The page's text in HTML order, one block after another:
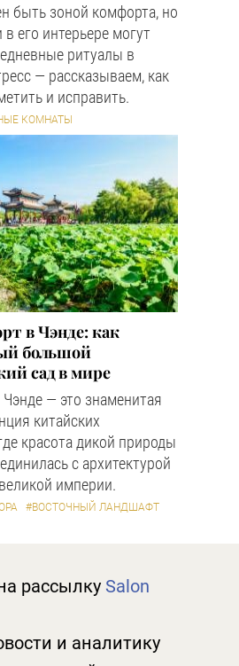
быть зоной комфорта, но
его интерьере могут
ритуалы в
— рассказываем, как
и исправить.
КОМНАТЫ
в Чэнде: как
большой
сад в мире
— это знаменитая
китайских
красота дикой природы
с архитектурой
империи.
#ВОСТОЧНЫЙ ЛАНДШАФТ
рассылку Salon
и аналитику